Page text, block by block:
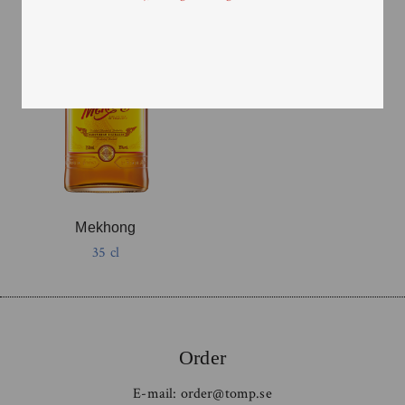
Mekhong
35 cl
Order
E-mail: order@tomp.se